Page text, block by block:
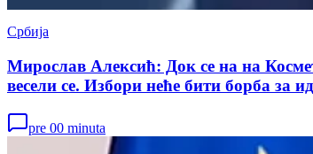
Србија
Мирослав Алексић: Док се на на
весели се. Избори неће бити борба за
pre 00 minuta